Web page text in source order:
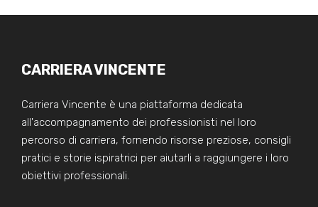
CARRIERA VINCENTE
Carriera Vincente è una piattaforma dedicata
all'accompagnamento dei professionisti nel loro
percorso di carriera, fornendo risorse preziose, consigli
pratici e storie ispiratrici per aiutarli a raggiungere i loro
obiettivi professionali.